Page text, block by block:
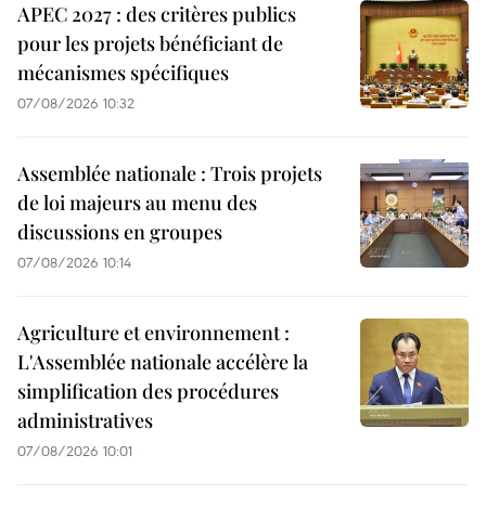
APEC 2027 : des critères publics
pour les projets bénéficiant de
mécanismes spécifiques
07/08/2026 10:32
Assemblée nationale : Trois projets
de loi majeurs au menu des
discussions en groupes
07/08/2026 10:14
Agriculture et environnement :
L'Assemblée nationale accélère la
simplification des procédures
administratives
07/08/2026 10:01